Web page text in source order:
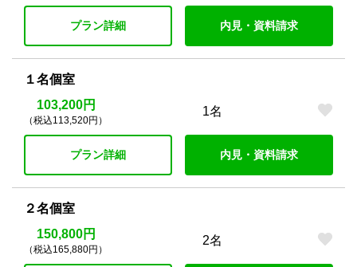
プラン詳細 内見・資料請求
１名個室
103,200円
（税込113,520円）
1名
プラン詳細 内見・資料請求
２名個室
150,800円
（税込165,880円）
2名